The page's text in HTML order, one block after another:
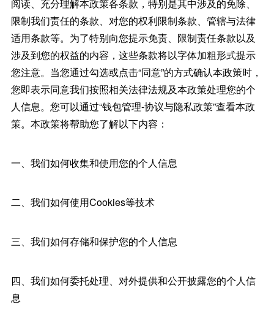
阅读、充分理解本政策各条款，特别是其中涉及的免除、
限制我们责任的条款、对您的权利限制条款、管辖与法律
适用条款等。为了特别向您提示免责、限制责任条款以及
涉及到您的权益的内容，这些条款将以字体加粗形式提示
您注意。当您通过勾选或点击“同意”的方式确认本政策时，
您即表示同意我们按照相关法律法规及本政策处理您的个
人信息。您可以通过“钱包管理-协议与隐私政策”查看本政
策。本政策将帮助您了解以下内容：
一、我们如何收集和使用您的个人信息
二、我们如何使用Cookies等技术
三、我们如何存储和保护您的个人信息
四、我们如何委托处理、对外提供和公开披露您的个人信
息